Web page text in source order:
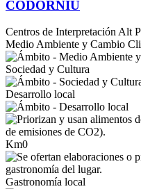
CODORNÍU
Centros de InterpretaciónAlt
Medio Ambiente y Cambio
Sociedad y Cultura
Desarrollo local
Km0
Gastronomía local